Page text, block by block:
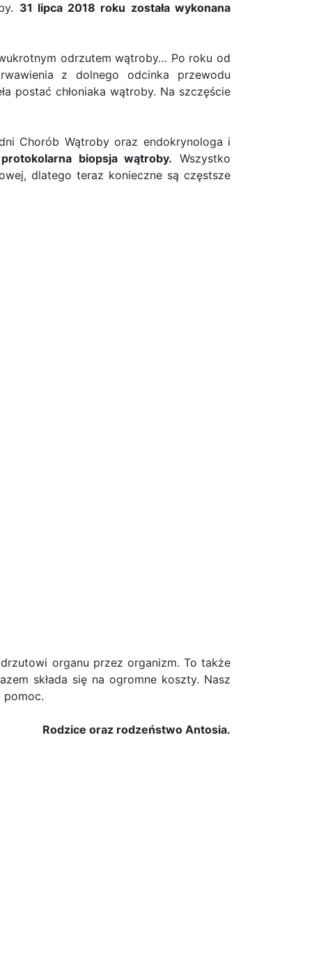
31 lipca 2018 roku została wykonana
odrzutem wątroby… Po roku od
z dolnego odcinka przewodu
postać chłoniaka wątroby. Na szczęście
Chorób Wątroby oraz endokrynologa i
biopsja wątroby. Wszystko
dlatego teraz konieczne są częstsze
organu przez organizm. To także
składa się na ogromne koszty. Nasz
pomoc.
Rodzice oraz rodzeństwo Antosia.